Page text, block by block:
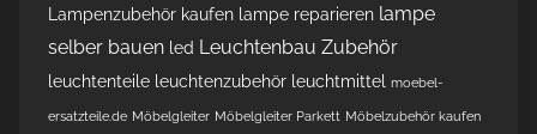
Lampenzubehör kaufen lampe reparieren lampe
selber bauen led Leuchtenbau Zubehör
leuchtenteile leuchtenzubehör leuchtmittel moebel-
ersatzteile.de Möbelgleiter Möbelgleiter Parkett Möbelzubehör kaufen